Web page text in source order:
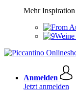
Mehr Inspiration
Anmelden
Jetzt anmelden